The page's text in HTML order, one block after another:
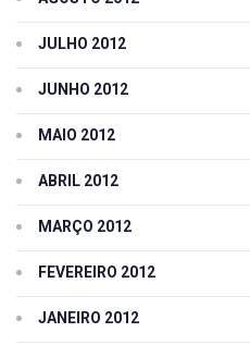
JULHO 2012
JUNHO 2012
MAIO 2012
ABRIL 2012
MARÇO 2012
FEVEREIRO 2012
JANEIRO 2012